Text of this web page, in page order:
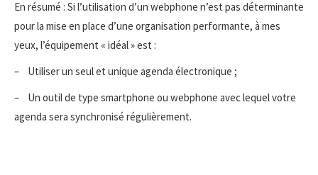
En résumé : Si l’utilisation d’un webphone n’est pas déterminante
pour la mise en place d’une organisation performante, à mes
yeux, l’équipement « idéal » est :
– Utiliser un seul et unique agenda électronique ;
– Un outil de type smartphone ou webphone avec lequel votre
agenda sera synchronisé régulièrement.